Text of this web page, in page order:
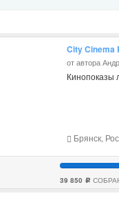
City Cinema
от автора
Кинопоказы
Брянск,
39 850 c